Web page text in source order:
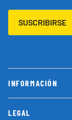
INFORMACIÓN
LEGAL
SUSCRIBIRSE